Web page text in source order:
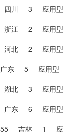
四川 3 应用型
浙江 2 应用型
河北 2 应用型
广东 5 应用型
湖北 3 应用型
广东 6 应用型
吉林 1 应